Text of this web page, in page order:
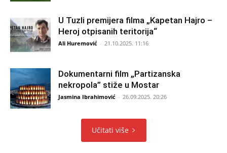
U Tuzli premijera filma „Kapetan Hajro –
Heroj otpisanih teritorija“
Ali Huremović - 21.10.2025. 11:16
Dokumentarni film „Partizanska
nekropola” stiže u Mostar
Jasmina Ibrahimović - 26.09.2025. 20:26
Učitati više